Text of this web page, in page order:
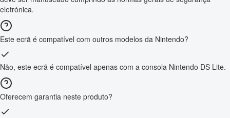
eletrónica.
Este ecrã é compatível com outros modelos da Nintendo?
Não, este ecrã é compatível apenas com a consola Nintendo DS Lite.
Oferecem garantia neste produto?